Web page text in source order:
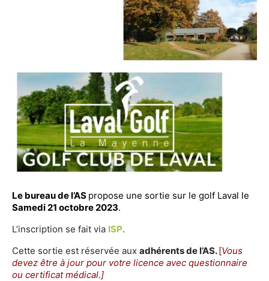
Le bureau de l’AS propose une sortie sur le golf Laval le
Samedi 21 octobre 2023.
L’inscription se fait via ISP.
Cette sortie est réservée aux adhérents de l’AS.[Vous
devez être à jour pour votre licence avec questionnaire
ou certificat médical.]